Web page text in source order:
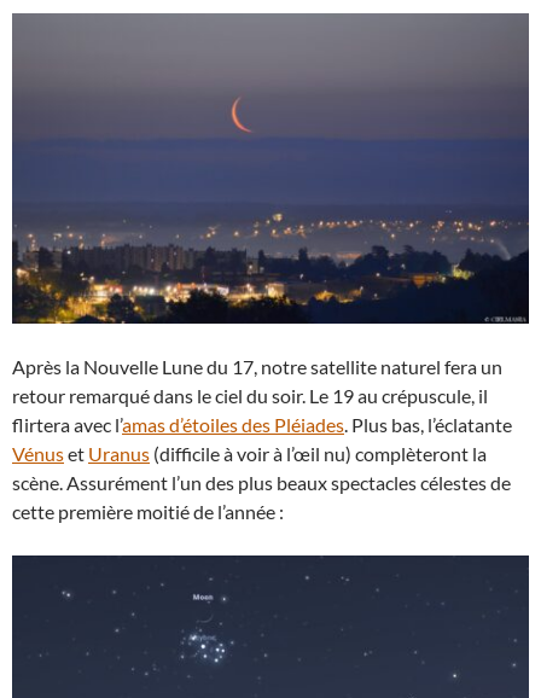
Après la Nouvelle Lune du 17, notre satellite naturel fera un
retour remarqué dans le ciel du soir. Le 19 au crépuscule, il
flirtera avec l’amas d’étoiles des Pléiades . Plus bas, l’éclatante
Vénuset Uranus (difficile à voir à l’œil nu) complèteront la
scène. Assurément l’un des plus beaux spectacles célestes de
cette première moitié de l’année :